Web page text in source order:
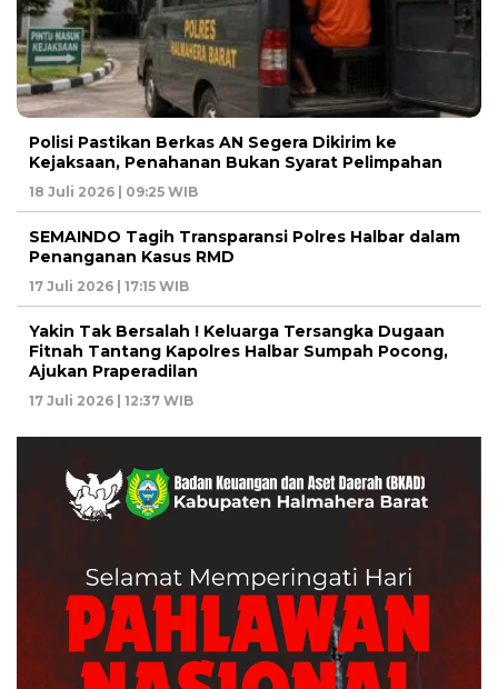
Polisi Pastikan Berkas AN Segera Dikirim ke
Kejaksaan, Penahanan Bukan Syarat Pelimpahan
18 Juli 2026 | 09:25 WIB
SEMAINDO Tagih Transparansi Polres Halbar dalam
Penanganan Kasus RMD
17 Juli 2026 | 17:15 WIB
Yakin Tak Bersalah ! Keluarga Tersangka Dugaan
Fitnah Tantang Kapolres Halbar Sumpah Pocong,
Ajukan Praperadilan
17 Juli 2026 | 12:37 WIB